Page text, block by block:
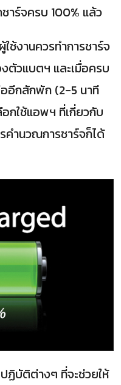
าร์จครบ 100% แล้ว
งานควรทำการชาร์จ
ตัวแบตฯ และเมื่อครบ
อีกสักพัก (2-5 นาที
กใช้แอพฯ ที่เกี่ยวกับ
คำนวณการชาร์จก็ได้
ฏิบัติต่างๆ ที่จะช่วยให้